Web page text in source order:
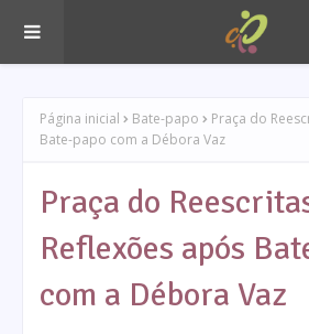
Página inicial Bate-papo
Praça do
Bate-papo com a Débora Vaz
Praça do
Reflexões após
com a Débora Vaz